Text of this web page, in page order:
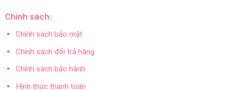
Chính sách:
Chính sách bảo mật
Chính sách đổi trả hàng
Chính sách bảo hành
Hình thức thanh toán